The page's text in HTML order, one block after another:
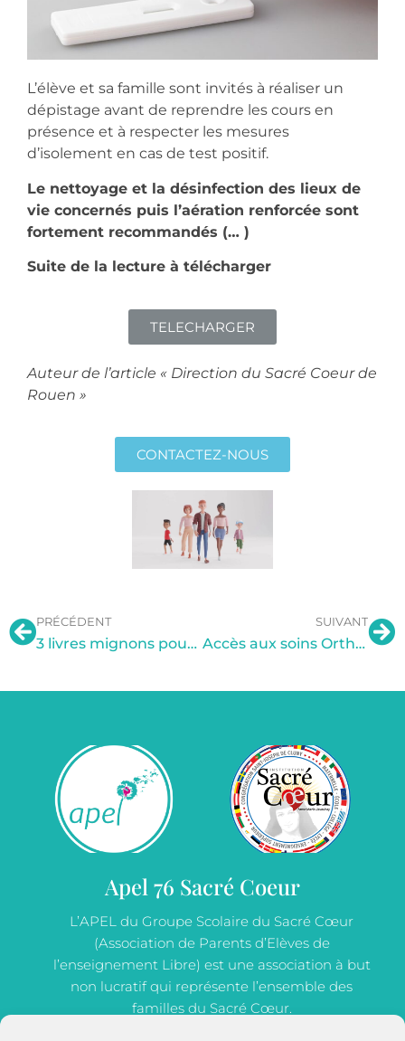
L’élève et sa famille sont invités à réaliser un
dépistage avant de reprendre les cours en
présence et à respecter les mesures
d’isolement en cas de test positif.
Le nettoyage et la désinfection des lieux de
vie concernés puis l’aération renforcée sont
fortement recommandés (… )
Suite de la lecture à télécharger
TELECHARGER
Auteur de l’article « Direction du Sacré Coeur de
Rouen »
CONTACTEZ-NOUS
PRÉCÉDENT
3 livres mignons pour sensibiliser les enfants à l’écologie 0-8 ans +
SUIVANT
Accès aux soins Orthophonique – Une solution les Listes d’attentes territoriales
Apel 76 Sacré Coeur
L’APEL du Groupe Scolaire du Sacré Cœur
(Association de Parents d’Elèves de
l’enseignement Libre) est une association à but
non lucratif qui représente l’ensemble des
familles du Sacré Cœur.